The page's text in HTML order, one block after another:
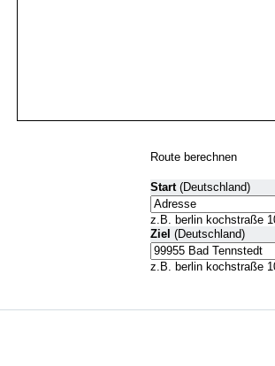
Route berechnen
Start(Deutschland)
z.B. berlin kochstraße
Ziel (Deutschland)
z.B. berlin kochstraße